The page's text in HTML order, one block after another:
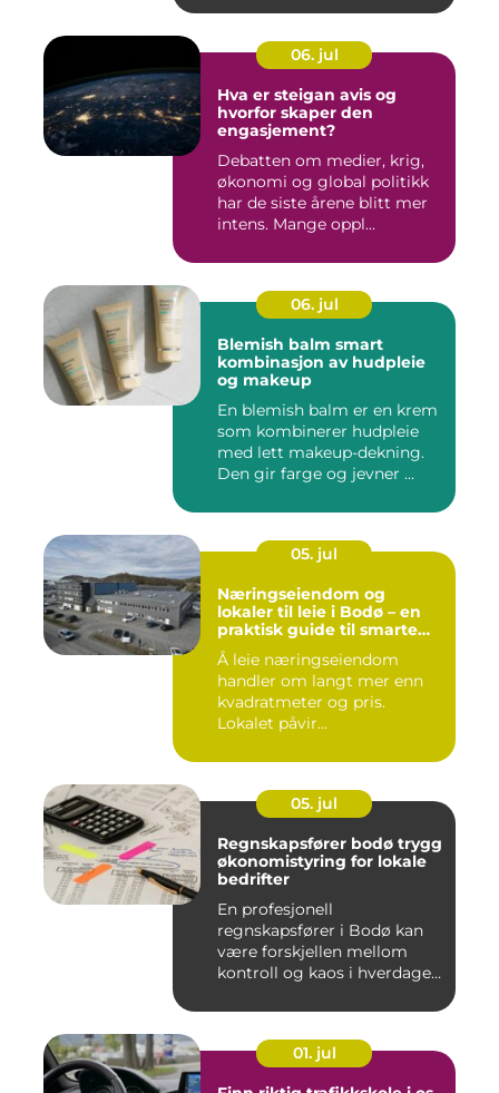
06. jul
Hva er steigan avis og
hvorfor skaper den
engasjement?
Debatten om medier, krig,
økonomi og global politikk
har de siste årene blitt mer
intens. Mange oppl...
06. jul
Blemish balm smart
kombinasjon av hudpleie
og makeup
En blemish balm er en krem
som kombinerer hudpleie
med lett makeup-dekning.
Den gir farge og jevner ...
05. jul
Næringseiendom og
lokaler til leie i Bodø – en
praktisk guide til smarte
valg
Å leie næringseiendom
handler om langt mer enn
kvadratmeter og pris.
Lokalet påvir...
05. jul
Regnskapsfører bodø trygg
økonomistyring for lokale
bedrifter
En profesjonell
regnskapsfører i Bodø kan
være forskjellen mellom
kontroll og kaos i hverdagen.
01. jul